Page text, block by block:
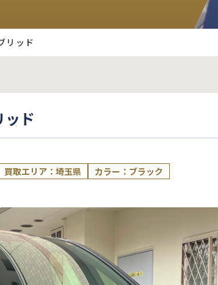
リッド
ッド
買取エリア：埼玉県
カラー：ブラック